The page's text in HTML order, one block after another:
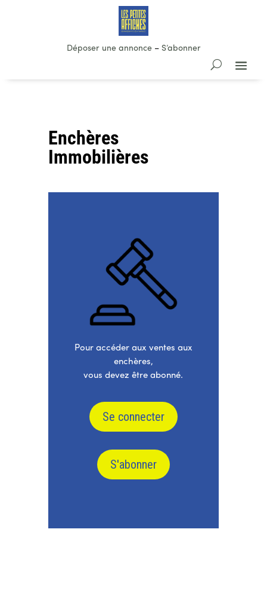
Déposer une annonce– S’abonner
Enchères
Immobilières
Pour accéder aux ventes aux
enchères,
vous devez être abonné.
Se connecter
S'abonner